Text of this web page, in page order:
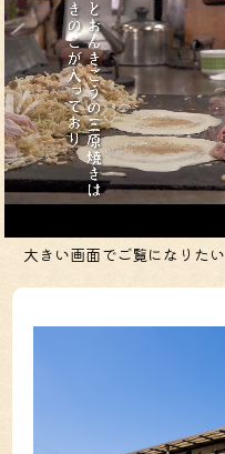
大きい画面でご覧になりた